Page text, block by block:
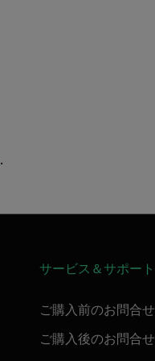
.
サービス＆サポート
ご購入前のお問合せ
ご購入後のお問合せ